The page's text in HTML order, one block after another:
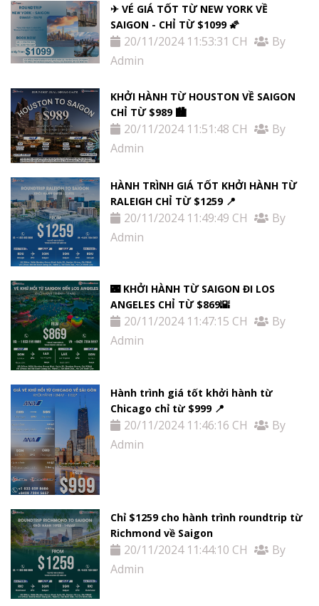
✈ VÉ GIÁ TỐT TỪ NEW YORK VỀ
SAIGON - CHỈ TỪ $1099 🌠
20/11/2024 11:53:31 CH
By
Admin
KHỞI HÀNH TỪ HOUSTON VỀ SAIGON
CHỈ TỪ $989 🏙
20/11/2024 11:51:48 CH
By
Admin
HÀNH TRÌNH GIÁ TỐT KHỞI HÀNH TỪ
RALEIGH CHỈ TỪ $1259 📍
20/11/2024 11:49:49 CH
By
Admin
🌃 KHỞI HÀNH TỪ SAIGON ĐI LOS
ANGELES CHỈ TỪ $869🌇
20/11/2024 11:47:15 CH
By
Admin
Hành trình giá tốt khởi hành từ
Chicago chỉ từ $999 📍
20/11/2024 11:46:16 CH
By
Admin
Chỉ $1259 cho hành trình roundtrip từ
Richmond về Saigon
20/11/2024 11:44:10 CH
By
Admin